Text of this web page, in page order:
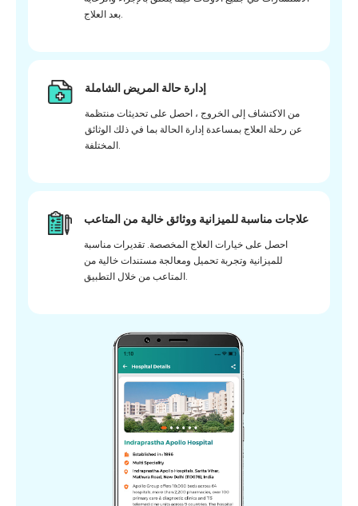
بعد العلاج.
إدارة حالة المريض الشاملة
من الاكتشاف إلى الخروج ، احصل على تحديثات منتظمة
عن رحلة العلاج بمساعدة إدارة الحالة بما في ذلك الوثائق
المختلفة.
علاجات مناسبة للميزانية ووثائق خالية من المتاعب
احصل على خيارات العلاج المخصصة. تقديرات مناسبة
للميزانية وتجربة تحميل ومعالجة مستندات خالية من
المتاعب من خلال التطبيق.